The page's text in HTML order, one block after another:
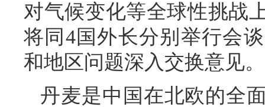
对气候变化等全球性挑战
将同4国外长分别举行会
和地区问题深入交换意见。
丹麦是中国在北欧的全